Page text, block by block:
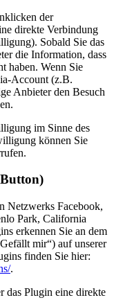
der
direkte Verbindung
Sobald Sie das
die Information, dass
haben. Wenn Sie
Account (z.B.
Anbieter den Besuch
im Sinne des
können Sie
Netzwerks Facebook,
Park, California
erkennen Sie an dem
mir“) auf unserer
finden Sie hier:
.
das Plugin eine direkte